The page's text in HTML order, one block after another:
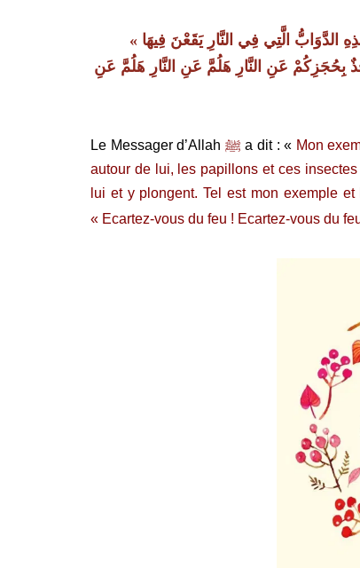
الَّتِي فِي النَّارِ يَقَعْنَ فِيهَا
بِحُجَزِكُمْ عَنِ النَّارِ هَلُمَّ عَنِ النَّارِ هَلُمَّ عَنِ
Le Messager d’Allah ﷺ a dit : « Mon
autour de lui, les papillons et ces
lui et y plongent. Tel est mon exemple
« Ecartez-vous du feu ! Ecartez-vous du